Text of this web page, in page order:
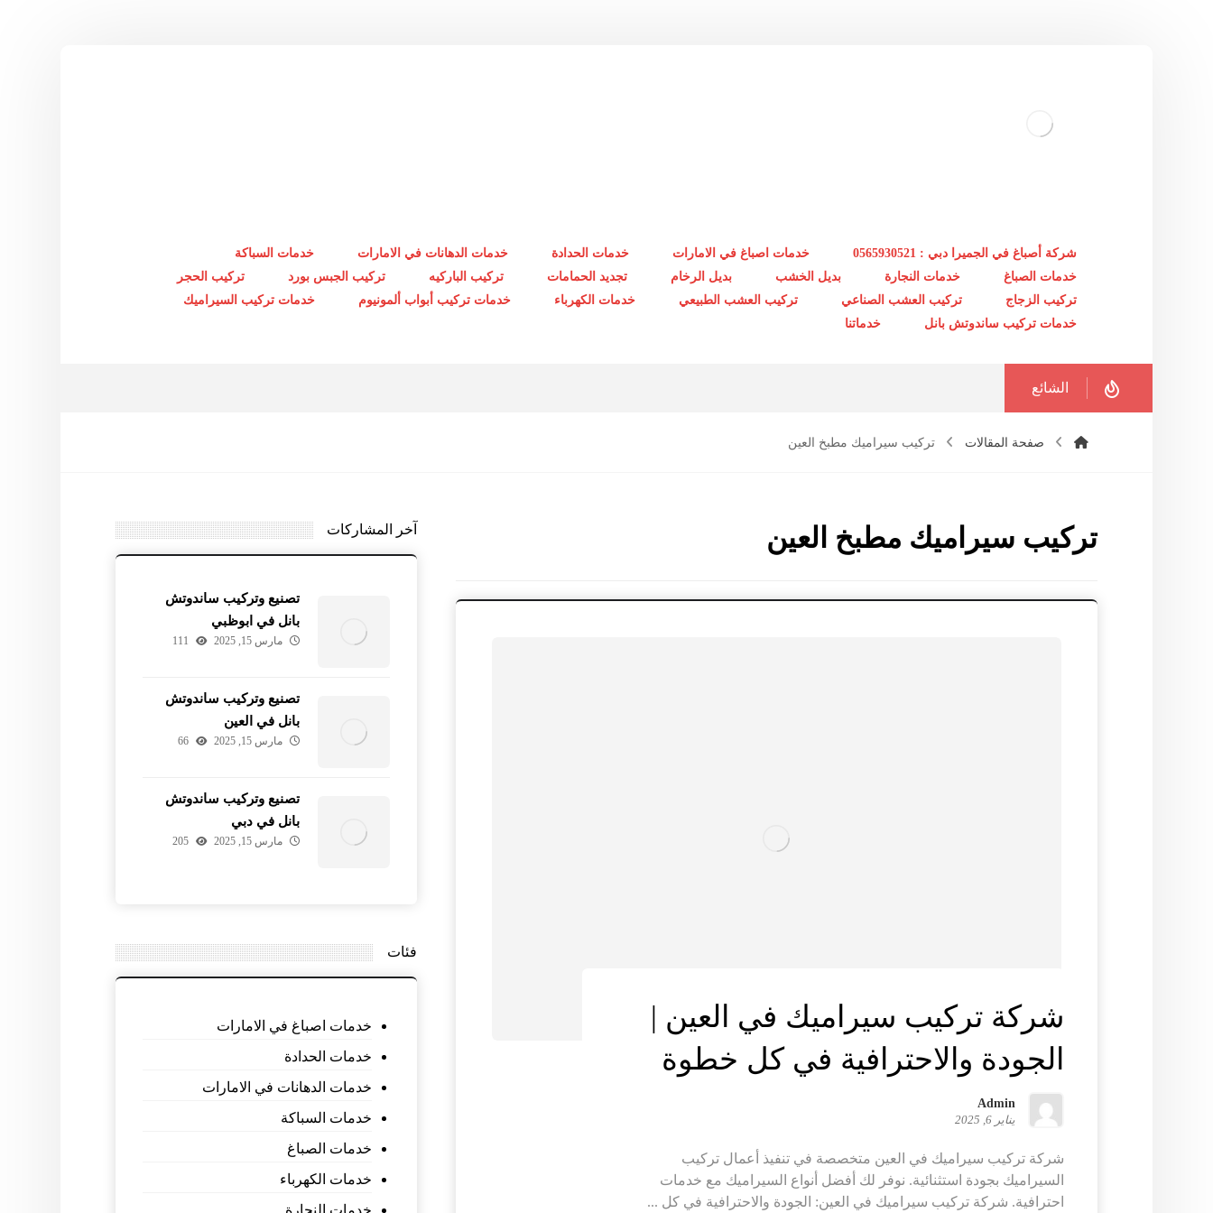
شركة أصباغ في الجميرا دبي : 0565930521 خدمات اصباغ في الامارات خدمات الحدادة خدمات الدهانات في الامارات
خدمات السباكة
خدمات الصباغ
خدمات النجارة بديل الخشب بديل الرخام تجديد الحمامات تركيب الباركيه تركيب الجبس بورد
تركيب الحجر
تركيب الزجاج
تركيب العشب الصناعي تركيب العشب الطبيعي خدمات الكهرباء خدمات تركيب أبواب ألمونيوم
خدمات تركيب السيراميك
خدمات تركيب ساندوتش بانل
خدماتنا
الشائع
صفحة المقالات تركيب سيراميك مطبخ العين
تركيب سيراميك مطبخ العين
شركة تركيب سيراميك في العين |
الجودة والاحترافية في كل خطوة
Admin
يناير 6, 2025
شركة تركيب سيراميك في العين متخصصة في تنفيذ أعمال تركيب
السيراميك بجودة استثنائية. نوفر لك أفضل أنواع السيراميك مع خدمات
احترافية. شركة تركيب سيراميك في العين: الجودة والاحترافية في كل ...
آخر المشاركات
تصنيع وتركيب ساندوتش
بانل في ابوظبي
مارس 15, 2025 111
تصنيع وتركيب ساندوتش
بانل في العين
مارس 15, 2025 66
تصنيع وتركيب ساندوتش
بانل في دبي
مارس 15, 2025 205
فئات
خدمات اصباغ في الامارات
خدمات الحدادة
خدمات الدهانات في الامارات
خدمات السباكة
خدمات الصباغ
خدمات الكهرباء
خدمات النجارة